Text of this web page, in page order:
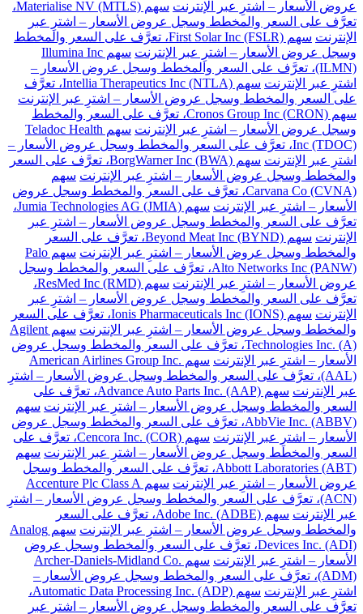
عروض الأسعار – اشترِ عبر الإنترنت
سهم Materialise NV (MTLS)،
تعرَّف على السعر والمخطط وسجل عروض الأسعار – اشترِ عبر
الإنترنت
سهم First Solar Inc (FSLR)، تعرَّف على السعر والمخطط
وسجل عروض الأسعار – اشترِ عبر الإنترنت
سهم Illumina Inc
(ILMN)، تعرَّف على السعر والمخطط وسجل عروض الأسعار –
اشترِ عبر الإنترنت
سهم Intellia Therapeutics Inc (NTLA)، تعرَّف
على السعر والمخطط وسجل عروض الأسعار – اشترِ عبر الإنترنت
سهم Cronos Group Inc (CRON)، تعرَّف على السعر والمخطط
وسجل عروض الأسعار – اشترِ عبر الإنترنت
سهم Teladoc Health
Inc (TDOC)، تعرَّف على السعر والمخطط وسجل عروض الأسعار –
اشترِ عبر الإنترنت
سهم BorgWarner Inc (BWA)، تعرَّف على السعر
والمخطط وسجل عروض الأسعار – اشترِ عبر الإنترنت سهم
Carvana Co (CVNA)، تعرَّف على السعر والمخطط وسجل عروض
الأسعار – اشترِ عبر الإنترنت
سهم Jumia Technologies AG (JMIA)،
تعرَّف على السعر والمخطط وسجل عروض الأسعار – اشترِ عبر
الإنترنت
سهم Beyond Meat Inc (BYND)، تعرَّف على السعر
والمخطط وسجل عروض الأسعار – اشترِ عبر الإنترنت
سهم Palo
Alto Networks Inc (PANW)، تعرَّف على السعر والمخطط وسجل
عروض الأسعار – اشترِ عبر الإنترنت
سهم ResMed Inc (RMD)،
تعرَّف على السعر والمخطط وسجل عروض الأسعار – اشترِ عبر
الإنترنت
سهم Ionis Pharmaceuticals Inc (IONS)، تعرَّف على السعر
والمخطط وسجل عروض الأسعار – اشترِ عبر الإنترنت
سهم Agilent
Technologies Inc. (A)، تعرَّف على السعر والمخطط وسجل عروض
الأسعار – اشترِ عبر الإنترنت
سهم American Airlines Group Inc.
(AAL)، تعرَّف على السعر والمخطط وسجل عروض الأسعار – اشترِ
عبر الإنترنت
سهم Advance Auto Parts Inc. (AAP)، تعرَّف على
السعر والمخطط وسجل عروض الأسعار – اشترِ عبر الإنترنت سهم
AbbVie Inc. (ABBV)، تعرَّف على السعر والمخطط وسجل عروض
الأسعار – اشترِ عبر الإنترنت
سهم Cencora Inc. (COR)، تعرَّف على
السعر والمخطط وسجل عروض الأسعار – اشترِ عبر الإنترنت سهم
Abbott Laboratories (ABT)، تعرَّف على السعر والمخطط وسجل
عروض الأسعار – اشترِ عبر الإنترنت
سهم Accenture Plc Class A
(ACN)، تعرَّف على السعر والمخطط وسجل عروض الأسعار – اشترِ
عبر الإنترنت
سهم Adobe Inc. (ADBE)، تعرَّف على السعر
والمخطط وسجل عروض الأسعار – اشترِ عبر الإنترنت
سهم Analog
Devices Inc. (ADI)، تعرَّف على السعر والمخطط وسجل عروض
الأسعار – اشترِ عبر الإنترنت
سهم Archer-Daniels-Midland Co.
(ADM)، تعرَّف على السعر والمخطط وسجل عروض الأسعار –
اشترِ عبر الإنترنت
سهم Automatic Data Processing Inc. (ADP)،
تعرَّف على السعر والمخطط وسجل عروض الأسعار – اشترِ عبر